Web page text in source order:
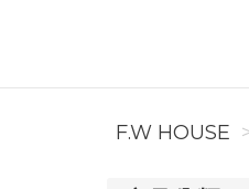
F.W HOUSE